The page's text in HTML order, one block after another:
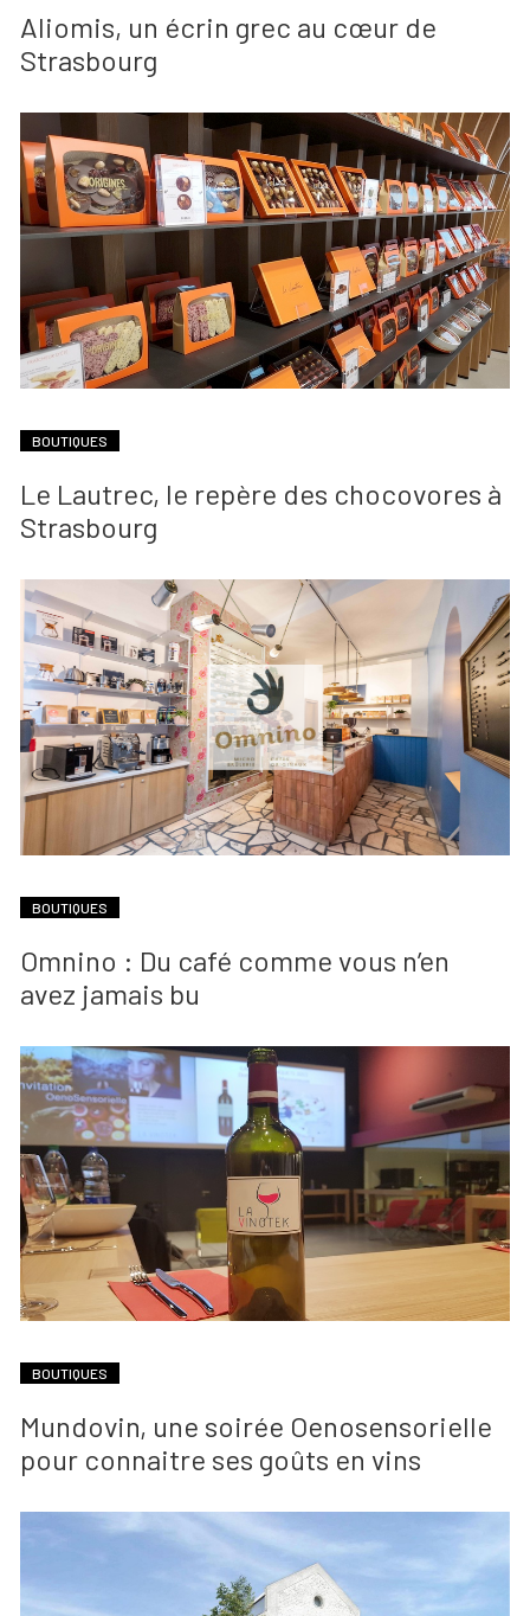
Aliomis, un écrin grec au cœur de
Strasbourg
BOUTIQUES
Le Lautrec, le repère des chocovores à
Strasbourg
BOUTIQUES
Omnino : Du café comme vous n’en
avez jamais bu
BOUTIQUES
Mundovin, une soirée Oenosensorielle
pour connaitre ses goûts en vins